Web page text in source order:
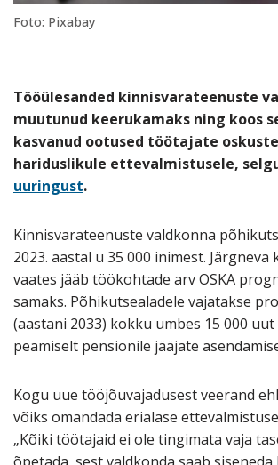
Foto: Pixabay
Tööülesanded kinnisvarateenuste
muutunud keerukamaks ning koos
kasvanud ootused töötajate
hariduslikule ettevalmistusele,
uuringust.
Kinnisvarateenuste valdkonna
2023. aastal u 35 000 inimest. Järgneva
vaates jääb töökohtade arv OSKA
samaks. Põhikutsealadele vajatakse
(aastani 2033) kokku umbes 15 000
peamiselt pensionile jääjate
Kogu uue tööjõuvajadusest veerand
võiks omandada erialase
„Kõiki töötajaid ei ole tingimata vaja